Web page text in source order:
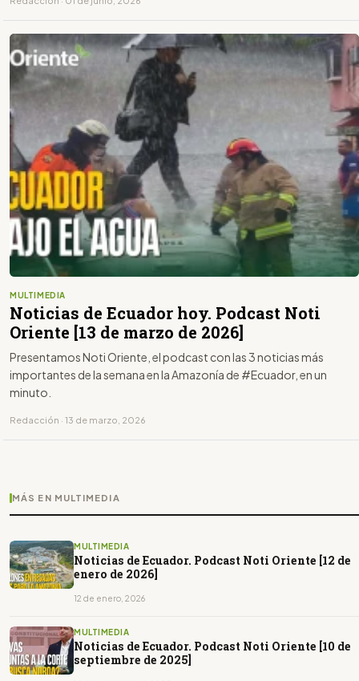
MULTIMEDIA
Noticias de Ecuador hoy. Podcast Noti
Oriente [13 de marzo de 2026]
Presentamos Noti Oriente, el podcast con las 3 noticias más
importantes de la semana en la Amazonía de #Ecuador, en un
minuto.
Redacción · 13 de marzo, 2026
MÁS EN MULTIMEDIA
MULTIMEDIA
Noticias de Ecuador. Podcast Noti Oriente [12 de
enero de 2026]
12 de enero, 2026
MULTIMEDIA
Noticias de Ecuador. Podcast Noti Oriente [10 de
septiembre de 2025]